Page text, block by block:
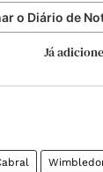
o Diário de
Já